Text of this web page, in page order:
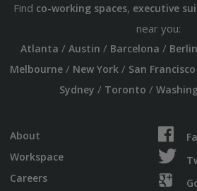
Find co-working spaces, executive
near you:
Atlanta / Austin / Barcelona / Berlin
Melbourne/ New York/ San Francisco
Sydney / Toronto /
About
Workspace
Careers